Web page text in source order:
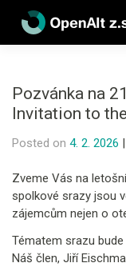
content
Pozvánka na
Invitation to
Posted on 4. 2. 2026 |
Zveme Vás na
spolkové srazy jsou
zájemcům nejen o
Tématem srazu
Náš člen, Jiří